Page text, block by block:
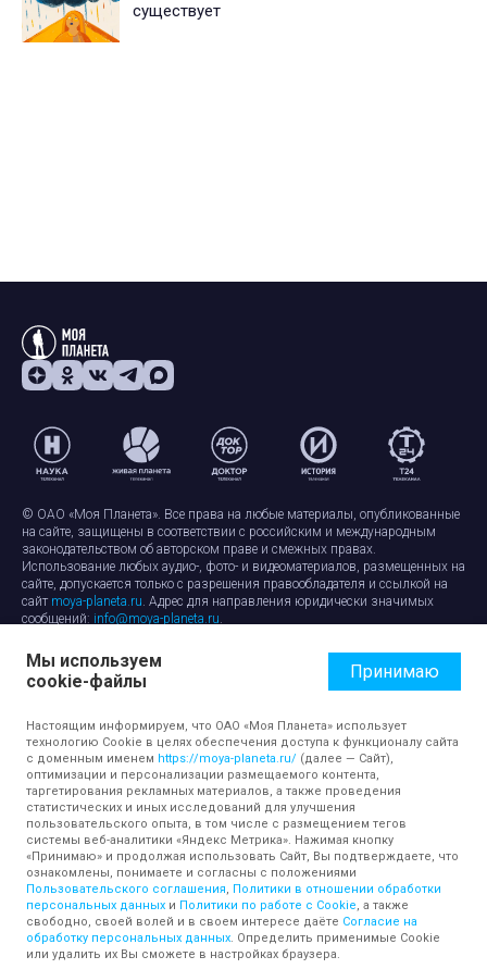
существует
© ОАО «Моя Планета». Все права на любые материалы, опубликованные
на сайте, защищены в соответствии с российским и международным
законодательством об авторском праве и смежных правах.
Использование любых аудио-, фото- и видеоматериалов, размещенных на
сайте, допускается только с разрешения правообладателя и ссылкой на
сайт moya-planeta.ru. Адрес для направления юридически значимых
сообщений: info@moya-planeta.ru.
Правила сайтаРабота с cookie-файлами
Защита персональных данных
Обработка персональных данных
Мы используем
cookie-файлы
Принимаю
Настоящим информируем, что ОАО «Моя Планета» использует
технологию Cookie в целях обеспечения доступа к функционалу сайта
с доменным именем https://moya-planeta.ru/ (далее — Сайт),
оптимизации и персонализации размещаемого контента,
таргетирования рекламных материалов, а также проведения
статистических и иных исследований для улучшения
пользовательского опыта, в том числе с размещением тегов
системы веб-аналитики «Яндекс Метрика». Нажимая кнопку
«Принимаю» и продолжая использовать Сайт, Вы подтверждаете, что
ознакомлены, понимаете и согласны с положениями
Пользовательского соглашения, Политики в отношении обработки
персональных данных и Политики по работе с Cookie, а также
свободно, своей волей и в своем интересе даёте Согласие на
обработку персональных данных. Определить применимые Cookie
или удалить их Вы сможете в настройках браузера.